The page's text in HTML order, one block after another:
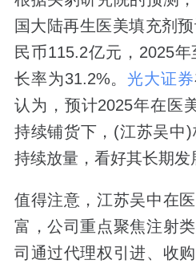
国大陆再生医美填充剂
民币115.2亿元，2025
长率为31.2%。光大证券
认为，预计2025年在医
持续铺货下，(江苏吴中)
持续放量，看好其长期发
值得注意，江苏吴中在
富，公司重点聚焦注射
司通过代理权引进、收